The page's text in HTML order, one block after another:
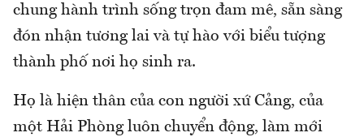
chung hành trình sống trọn đam mê, sẵn sàng
đón nhận tương lai và tự hào với biểu tượng
thành phố nơi họ sinh ra.
Họ là hiện thân của con người xứ Cảng, của
một Hải Phòng luôn chuyển động, làm mới